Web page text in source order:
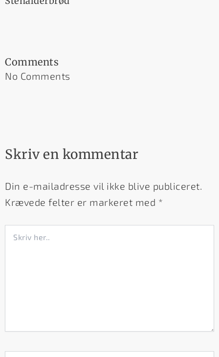
Comments
No Comments
Skriv en kommentar
Din e-mailadresse vil ikke blive publiceret.
Krævede felter er markeret med *
her..